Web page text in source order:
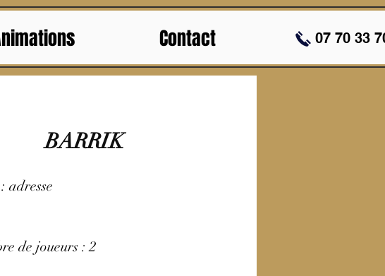
Contact 07 70 33
BARRIK
adresse
de joueurs : 2